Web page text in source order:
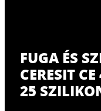
FUGA ÉS
CERESIT
25